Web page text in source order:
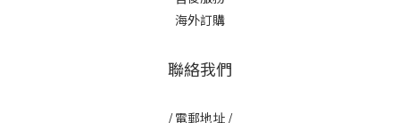
海外訂購
聯絡我們
/ 電郵地址 /